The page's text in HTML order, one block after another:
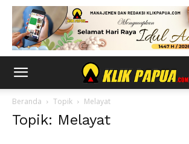
Beranda Topik Melayat
Topik: Melayat